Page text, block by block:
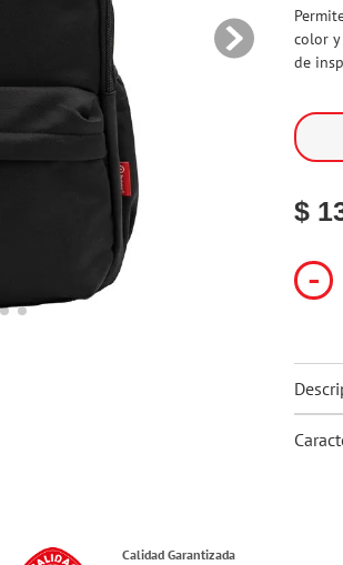
color
de
$
-
Calidad Garantizada